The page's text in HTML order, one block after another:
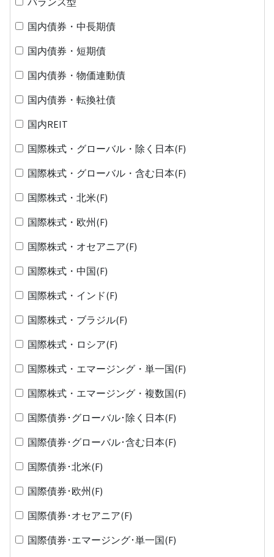
国内債券・中長期債
国内債券・短期債
国内債券・物価連動債
国内債券・転換社債
国内REIT
国際株式・グローバル・除く日本(F)
国際株式・グローバル・含む日本(F)
国際株式・北米(F)
国際株式・欧州(F)
国際株式・オセアニア(F)
国際株式・中国(F)
国際株式・インド(F)
国際株式・ブラジル(F)
国際株式・ロシア(F)
国際株式・エマージング・単一国(F)
国際株式・エマージング・複数国(F)
国際債券･グローバル･除く日本(F)
国際債券･グローバル･含む日本(F)
国際債券･北米(F)
国際債券･欧州(F)
国際債券･オセアニア(F)
国際債券･エマージング･単一国(F)